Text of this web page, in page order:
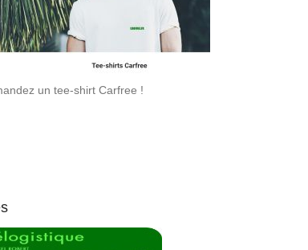
un tee-shirt Carfree !